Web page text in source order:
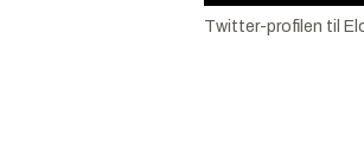
Twitter-profilen til